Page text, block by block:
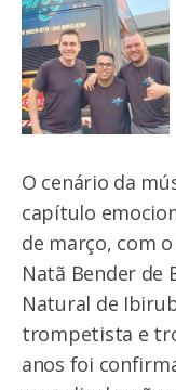
O cenário da
capítulo
de março, com
Natã Bender de
Natural de
trompetista e
anos foi